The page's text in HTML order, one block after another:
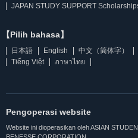
JAPAN STUDY SUPPORT
【Pilih bahasa】
日本語 English 中文（简体字）
Tiếng Việt
ภาษาไทย
Pengoperasi website
Website ini dioperasikan oleh ASIAN